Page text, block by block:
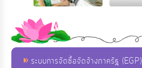
ระบบการจัดซื้อจัดจ้างภาครัฐ (EGP)